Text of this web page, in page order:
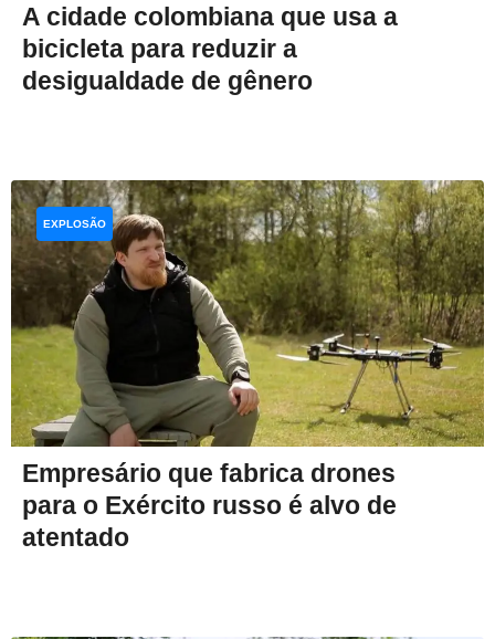
A cidade colombiana que usa a
bicicleta para reduzir a
desigualdade de gênero
Empresário que fabrica drones
para o Exército russo é alvo de
atentado
EXPLOSÃO